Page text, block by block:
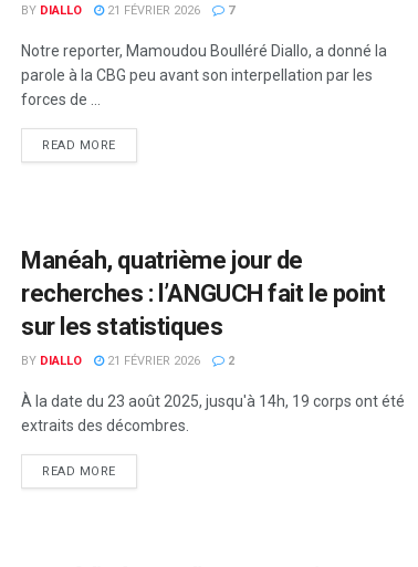
BY DIALLO 21 FÉVRIER 2026 7
Notre reporter, Mamoudou Boulléré Diallo, a donné la
parole à la CBG peu avant son interpellation par les
forces de ...
READ MORE
Manéah, quatrième jour de
recherches : l’ANGUCH fait le point
sur les statistiques
BY DIALLO 21 FÉVRIER 2026 2
À la date du 23 août 2025, jusqu'à 14h, 19 corps ont été
extraits des décombres.
READ MORE